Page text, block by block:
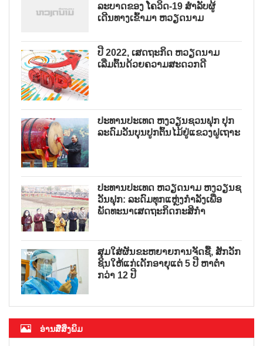
ລະບາດຂອງ ໂຄວິດ-19 ສຳລັບຜູ້
ເດີນທາງເຂົ້າມາ ຫວຽດນາມ
ປີ 2022, ເສດຖະກິດ ຫວຽດນາມ
ເລີ່ມຕົ້ນດ້ວຍຄວາມສະດວກດີ
ປະທານປະເທດ ຫງວຽນຊວນຟຸກ ປຸກ
ລະດົມວັນບຸນປູກຕົ້ນໄມ້ຢູ່ແຂວງຝູເຖາະ
ປະທານປະເທດ ຫວຽດນາມ ຫງວຽນຊ
ວັນຟຸກ: ລະດົມທຸກແຫຼ່ງກຳລັງເພື່ອ
ພັດທະນາເສດຖະກິດກະສິກຳ
ສຸມໃສ່ຜັນຂະຫຍາຍການຈັດຊື້, ສັກວັກ
ຊິນໃຫ້ແກ່ເດັກອາຍຸແຕ່ 5 ປີ ຫາຕ່ຳ
ກວ່າ 12 ປີ
ອ່ານສື່ສິ່ງພິມ